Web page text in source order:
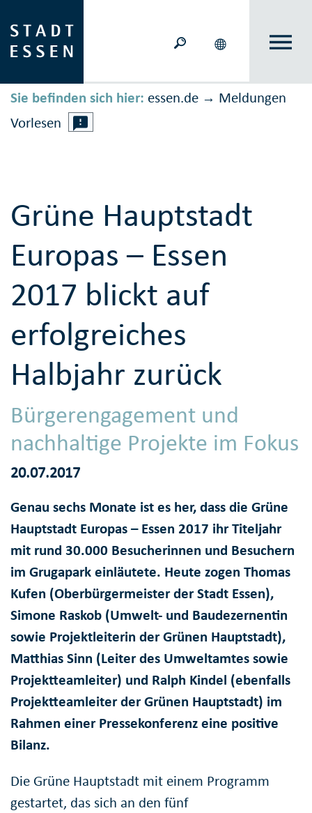
Sie befinden sich hier: essen.de → Meldungen
Vorlesen
Grüne Hauptstadt
Europas – Essen
2017 blickt auf
erfolgreiches
Halbjahr zurück
Bürgerengagement und
nachhaltige Projekte im Fokus
20.07.2017
Genau sechs Monate ist es her, dass die Grüne
Hauptstadt Europas – Essen 2017 ihr Titeljahr
mit rund 30.000 Besucherinnen und Besuchern
im Grugapark einläutete. Heute zogen Thomas
Kufen (Oberbürgermeister der Stadt Essen),
Simone Raskob (Umwelt- und Baudezernentin
sowie Projektleiterin der Grünen Hauptstadt),
Matthias Sinn (Leiter des Umweltamtes sowie
Projektteamleiter) und Ralph Kindel (ebenfalls
Projektteamleiter der Grünen Hauptstadt) im
Rahmen einer Pressekonferenz eine positive
Bilanz.
Die Grüne Hauptstadt mit einem Programm
gestartet, das sich an den fünf